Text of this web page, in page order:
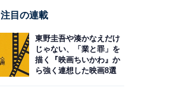
注目の連載
東野圭吾や湊かなえだけ
じゃない、「業と罪」を
描く『映画ちいかわ』か
ら強く連想した映画8選